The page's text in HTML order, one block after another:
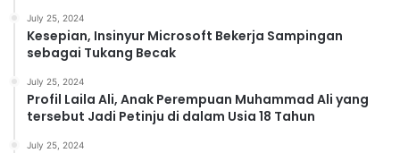
July 25, 2024
Kesepian, Insinyur Microsoft Bekerja Sampingan
sebagai Tukang Becak
July 25, 2024
Profil Laila Ali, Anak Perempuan Muhammad Ali yang
tersebut Jadi Petinju di dalam Usia 18 Tahun
July 25, 2024